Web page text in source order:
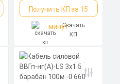
Получить КП за 15
минутСкачать
КП